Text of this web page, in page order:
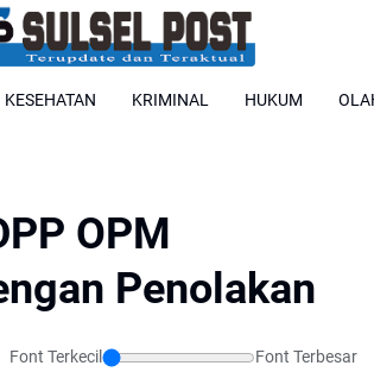
KESEHATAN KRIMINAL HUKUM
OPM
Penolakan
Font Terkecil Font Terbesar